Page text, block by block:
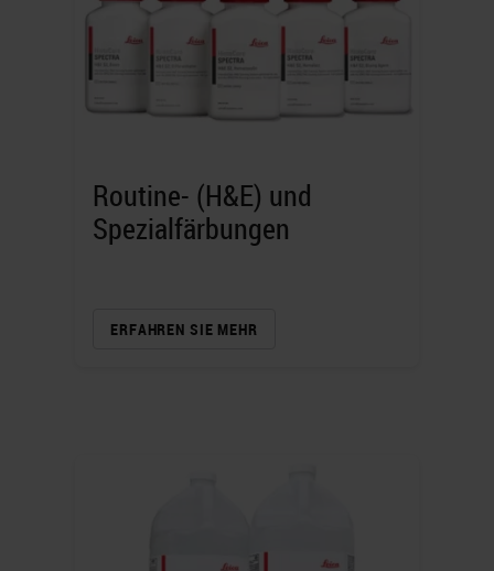
Routine- (H&E) und
Spezialfärbungen
ERFAHREN SIE MEHR